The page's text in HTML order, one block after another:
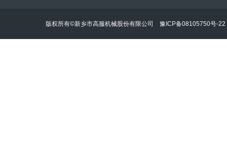
版权所有©新乡市高服机械股份有限公司 豫ICP备08105750号-22